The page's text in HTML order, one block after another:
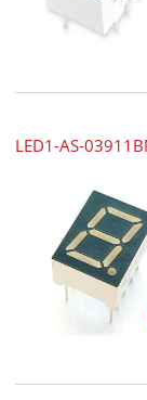
LED1-AS-